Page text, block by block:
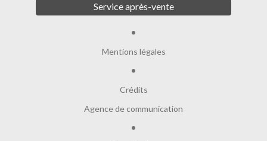
Service après-vente
Mentions légales
Crédits
Agence de communication